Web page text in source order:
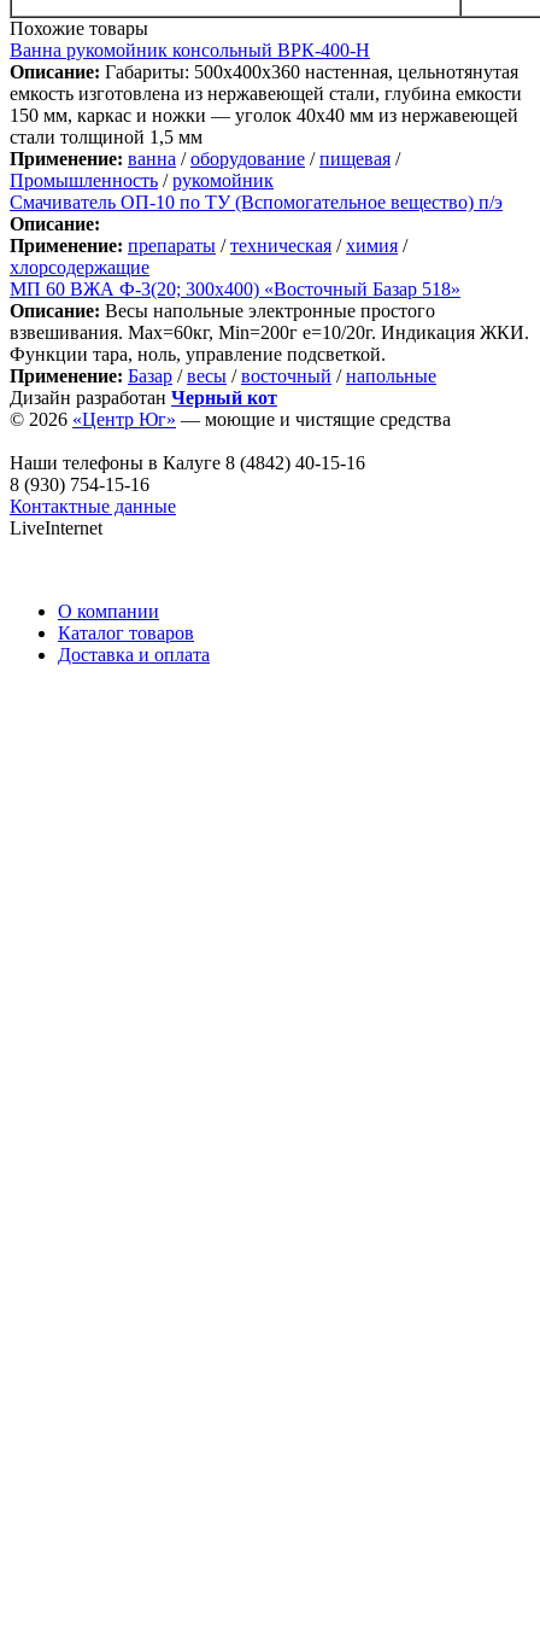
Похожие товары
Ванна рукомойник консольный ВРК-400-Н
Описание: Габариты: 500х400х360 настенная, цельнотянутая
емкость изготовлена из нержавеющей стали, глубина емкости
150 мм, каркас и ножки — уголок 40х40 мм из нержавеющей
стали толщиной 1,5 мм
Применение: ванна /оборудование /пищевая /
Промышленность /рукомойник
Смачиватель ОП-10 по ТУ (Вспомогательное вещество) п/э
Описание:
Применение: препараты /техническая /химия /
хлорсодержащие
МП 60 ВЖА Ф-3(20; 300х400) «Восточный Базар 518»
Описание: Весы напольные электронные простого
взвешивания. Мах=60кг, Min=200г е=10/20г. Индикация ЖКИ.
Функции тара, ноль, управление подсветкой.
Применение: Базар /весы /восточный /напольные
Дизайн разработан Черный кот
© 2026 «Центр Юг» — моющие и чистящие средства
Наши телефоны в Калуге 8 (4842) 40-15-16
8 (930) 754-15-16
Контактные данные
LiveInternet
О компании
Каталог товаров
Доставка и оплата